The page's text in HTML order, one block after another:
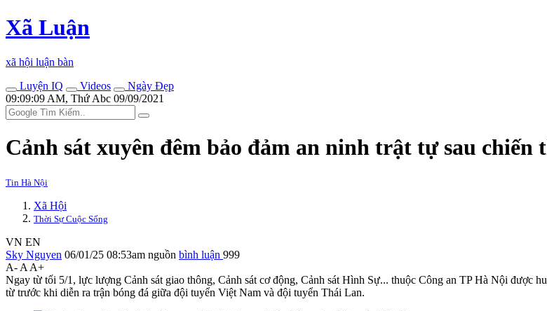
Xã Luận
xã hội luận bàn
Luyện IQ
Videos
Ngày Đẹp
09:09:09 AM, Thứ Abc 09/09/2021
Cảnh sát xuyên đêm bảo đảm an ninh trật tự sau chiến
Tin Hà Nội
Xã Hội
Thời Sự Cuộc Sống
VN EN
Sky Nguyen 06/01/25 08:53am nguồn bình luận 999
A- A A+
Ngay từ tối 5/1, lực lượng Cảnh sát giao thông, Cảnh sát cơ động, Cảnh sát Hình Sự... thuộc Công an TP Hà Nội được
từ trước khi diễn ra trận bóng đá giữa đội tuyển Việt Nam và đội tuyển Thái Lan.